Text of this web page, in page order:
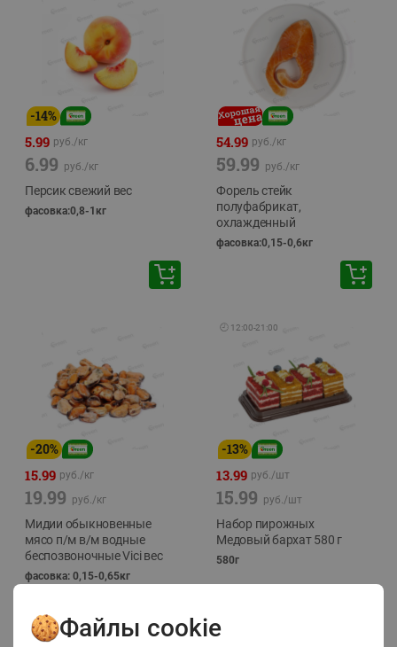
-14%
5.99 руб./кг
6.99 руб./кг
Персик свежий вес
фасовка:0,8-1кг
54.99 руб./кг
59.99 руб./кг
Форель стейк
полуфабрикат,
охлажденный
фасовка:0,15-0,6кг
-20%
15.99 руб./кг
19.99 руб./кг
Мидии обыкновенные
мясо п/м в/м водные
беспозвоночные Vici вес
фасовка: 0,15-0,65кг
🕘 12:00-21:00
-13%
13.99 руб./шт
15.99 руб./шт
Набор пирожных
Медовый бархат 580 г
580г
Файлы cookie